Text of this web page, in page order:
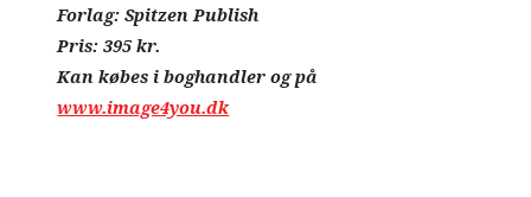
Forlag: Spitzen Publish
Pris: 395 kr.
Kan købes i boghandler og på
www.image4you.dk